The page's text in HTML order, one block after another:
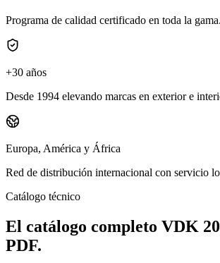
Programa de calidad certificado en toda la gama.
+30 años
Desde 1994 elevando marcas en exterior e
Europa, América y África
Red de distribución internacional con servicio
Catálogo técnico
El catálogo completo VDK
PDF.